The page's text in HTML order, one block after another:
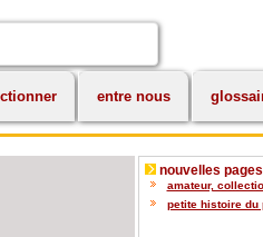
entre nous
nouvelles
amateur,
petite histoire du